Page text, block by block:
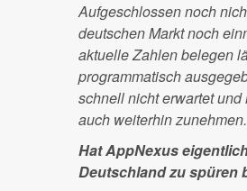
Aufgeschlossen noch
deutschen Markt noch
aktuelle Zahlen belegen
programmatisch
schnell nicht erwartet
auch weiterhin zunehmen.
Hat AppNexus
Deutschland zu spüren